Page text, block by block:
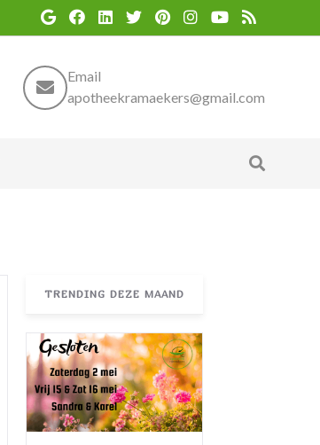
Email
apotheekramaekers@gmail.com
TRENDING DEZE MAAND